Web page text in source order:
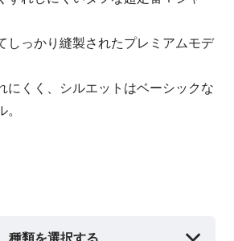
しっかり縫製されたプレミアムモデ
にくく、シルエットはベーシックな
種類を選択する